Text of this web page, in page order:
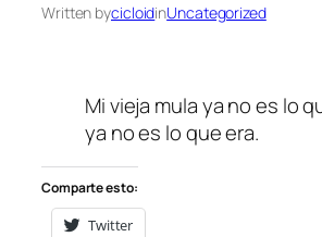
Written bycicloidinUncategorized
Mi vieja mula ya no es lo
ya no es lo que era.
Comparte esto:
Twitter